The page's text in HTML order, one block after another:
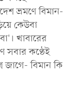
ভ্রমণে বিমান-
কেউবা
খাবারের
সবার কণ্ঠেই
জাগে- বিমান কি